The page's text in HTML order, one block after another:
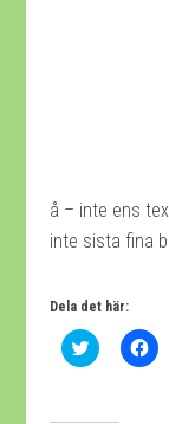
å – inte ens
inte sista fina
Dela det här:
Klicka
för för